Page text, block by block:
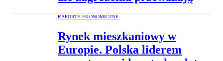
RAPORTY EKONOMICZNE
Rynek mieszkaniowy w
Europie. Polska liderem